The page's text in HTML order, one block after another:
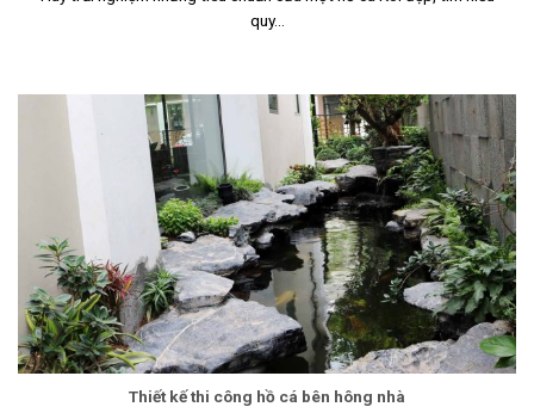
quy...
Thiết kế thi công hồ cá bên hông nhà